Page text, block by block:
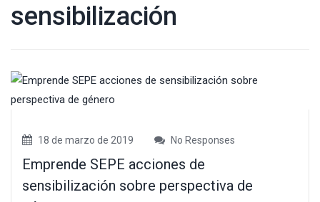
sensibilización
18 de marzo de 2019 No Responses
Emprende SEPE acciones de
sensibilización sobre perspectiva de